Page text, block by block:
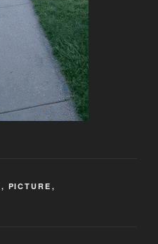
, PICTURE ,